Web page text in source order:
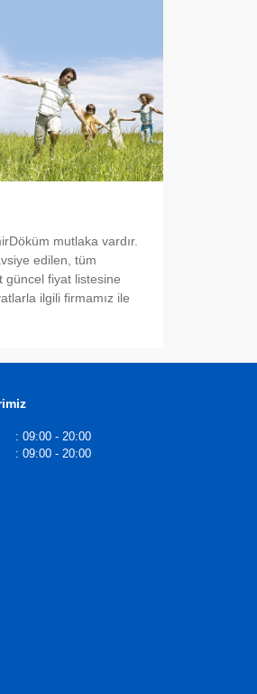
mutlaka vardır.
edilen, tüm
güncel fiyat listesine
ilgili firmamız ile
: 09:00 - 20:00
: 09:00 - 20:00